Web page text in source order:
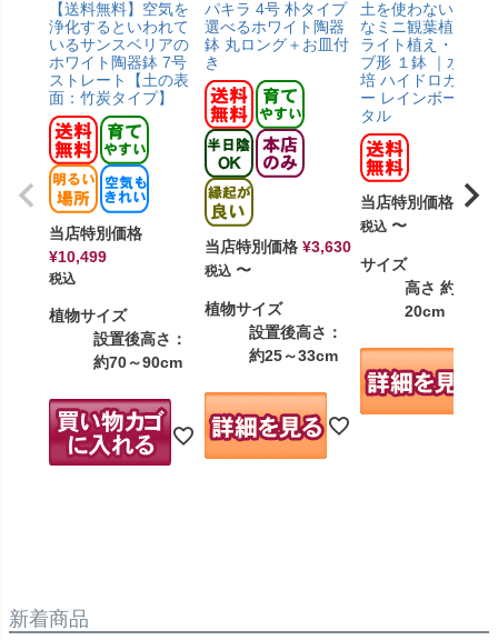
【送料無料】空気を
浄化するといわれて
いるサンスベリアの
ホワイト陶器鉢 7号
ストレート【土の表
面：竹炭タイプ】
当店特別価格
¥10,499
税込
植物サイズ
設置後高さ：
約70～90cm
パキラ 4号 朴タイプ
選べるホワイト陶器
鉢 丸ロング＋お皿付
き
当店特別価格 ¥3,630
税込 〜
植物サイズ
設置後高さ：
約25～33cm
土を使わないで清
なミニ観葉植物 ゼ
ライト植え・キュ
ブ形 １鉢 ｜水耕栽
培 ハイドロカルチ
ー レインボークリ
タル
当店特別価格 ¥
税込 〜
サイズ
高さ 約12～
20cm
新着商品